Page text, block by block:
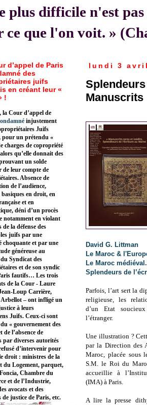
plus difficile n'est
ce que l'on voit. »
lundi 3
Manuscrits
David G. Littman
Le Maroc &
Le Maroc
Splendeurs de
Parfois, l’art sert la
religieuse, les
d’un Etat
l’étranger.
Une illustration ?
par la Direction des
Maroc, placée sous
S.M. le Roi du
accueillie à
(IMA) à Paris.
A lire la presse
d’appel de Paris
des
juifs
en créant leur «
!
la Cour d’appel de
injustement
Juifs
pour un prétendu «
charges de copropriété
qu’elle donnait des
un solde
de leur compte de
Absence de
de l’audience,
basiques en droit, en
et en
déni d’un procès
notamment en violant
de la défense des
juifs par une
choquante et par une
généreuse au
Syndicat des
et de son syndic
fautifs… Les trois
de la Cour - Laure
Loup Carrière,
Arbellot – ont infligé un
à leurs
Juifs. Ceux-ci sont
« gouvernement des
de l’absence de
par diverses autorités
d’intervenir pour
droit : ministres de la
du Logement, parquet,
Chambre du
et de l’Industrie,
avocats et des
de justice de Paris, etc.